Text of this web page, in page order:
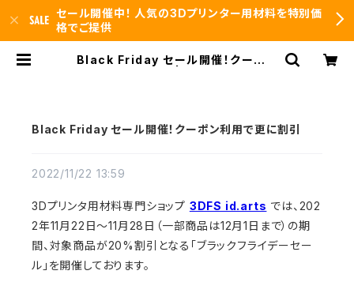
セール開催中！ 人気の3Dプリンター用材料を特別価
格でご提供
Black Friday セール開催！クーポン
Black Friday セール開催！クーポン利用で更に割引
2022/11/22 13:59
3Dプリンタ用材料専門ショップ 3DFS id.arts では、202
2年11月22日～11月28日（一部商品は12月1日まで）の期
間、対象商品が20%割引となる「ブラックフライデーセー
ル」を開催しております。